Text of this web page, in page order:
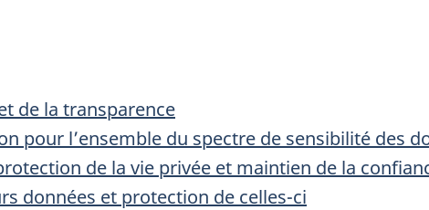
de la transparence
pour l’ensemble du spectre de sensibilité des
de la vie privée et maintien de la
données et protection de celles-ci